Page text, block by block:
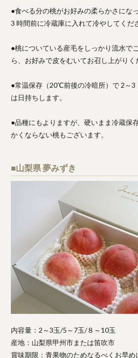
●食べる分の桃がお好みの柔らかさにな
3 時間前に冷蔵庫に入れて冷やしてくだ
●桃についている産毛をしっかり流水で
ら、お好みで皮をむいてお召し上がりく
●常温保存（20℃前後の冷暗所）で 2～3
は日持ちします。
●品種にもよりますが、硬いまま冷蔵保
かくならない桃もございます。
■山梨県 夢みずき
内容量：2～3玉/5～7玉/８～10玉
産地：山梨県甲州市または笛吹市
賞味期限：青果物のためなるべくお早め